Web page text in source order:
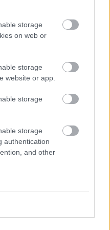
storage
on web or
storage
website or app.
storage
storage
authentication
and other
Torki znajdziesz na naszej stronie
informacji meczowych, zajrzyj
- wynik, składy, strzelcy
innych spotkań Jarosław > Klasa
informacje na naszym portalu.
stream online z tego pojedynku.
|ITA TOOLS Stal Mielec
Rzeszów|Stal Mielec
Wola|Wisła Kraków